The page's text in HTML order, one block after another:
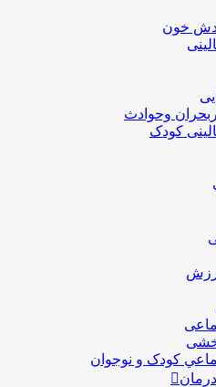
خون
وحوادث
کودک
کودک و نوجوان